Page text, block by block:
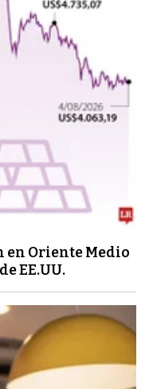
en Oriente Medio
EE.UU.